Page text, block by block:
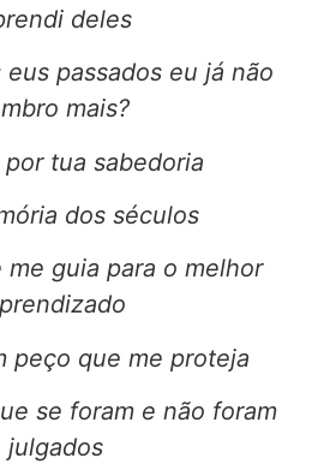
deles
passados eu já não
mais?
tua sabedoria
dos séculos
me guia para o melhor
peço que me proteja
se foram e não foram
julgados